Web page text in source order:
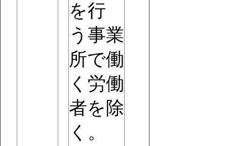
を行
う事業
所で働
く労働
者を除
く。